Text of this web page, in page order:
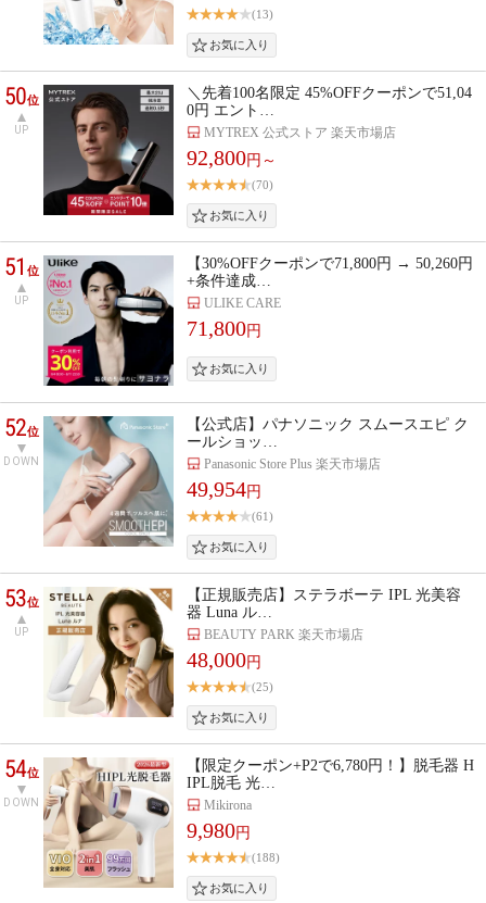
(13)
50位
UP
＼先着100名限定 45%OFFクーポンで51,04
0円 エント…
MYTREX 公式ストア 楽天市場店
92,800円～
(70)
51位
UP
【30%OFFクーポンで71,800円 → 50,260円
+条件達成…
ULIKE CARE
71,800円
52位
DOWN
【公式店】パナソニック スムースエピ ク
ールショッ…
Panasonic Store Plus 楽天市場店
49,954円
(61)
53位
UP
【正規販売店】ステラボーテ IPL 光美容
器 Luna ル…
BEAUTY PARK 楽天市場店
48,000円
(25)
54位
DOWN
【限定クーポン+P2で6,780円！】脱毛器 H
IPL脱毛 光…
Mikirona
9,980円
(188)